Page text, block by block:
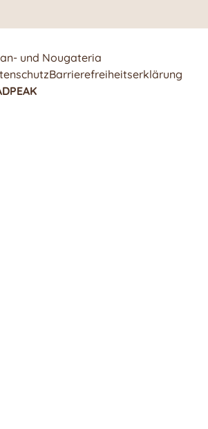
und Nougateria
Barrierefreiheitserklärung